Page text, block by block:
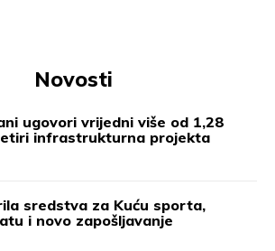
Novosti
ugovori vrijedni više od 1,28
infrastrukturna projekta
sredstva za Kuću sporta,
i novo zapošljavanje